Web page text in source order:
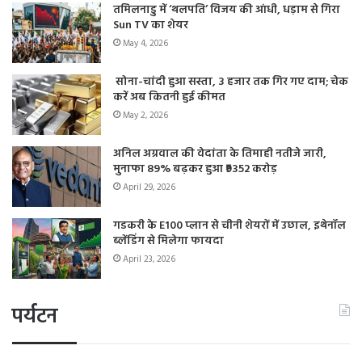
तमिलनाडु में ‘थलपति’ विजय की आंधी, धड़ाम से गिरा
Sun TV का शेयर
May 4, 2026
सोना-चांदी हुआ सस्ता, 3 हजार तक गिर गए दाम; चेक
करें अब कितनी हुई कीमत
May 2, 2026
अनिल अग्रवाल की वेदांता के तिमाही नतीजे जारी,
मुनाफा 89% बढ़कर हुआ ₹9352 करोड़
April 29, 2026
गडकरी के E100 प्लान से चीनी शेयरों में उछाल, इथेनॉल
ब्लेंडिंग से मिलेगा फायदा
April 23, 2026
पर्यटन